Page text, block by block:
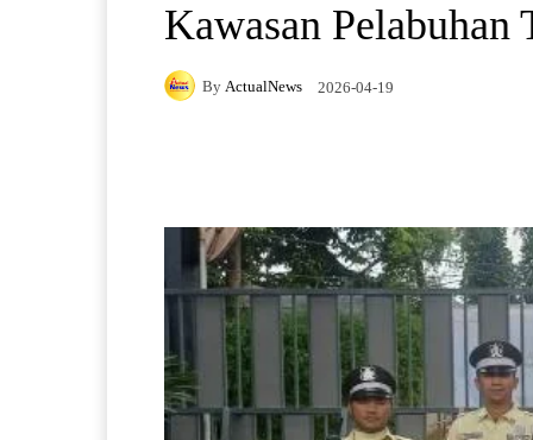
Kawasan Pelabuhan
By ActualNews 2026-04-19